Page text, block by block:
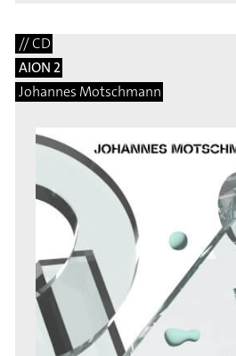
// CD
AION 2
Johannes Motschmann